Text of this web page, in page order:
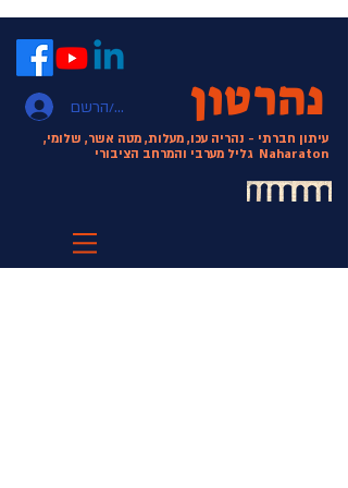
התחבר/הרשם נהרטון
עיתון חברתי - נהריה עכו, מעלות, מטה אשר, שלומי,
גליל מערבי והמרחב הציבוריNaharaton